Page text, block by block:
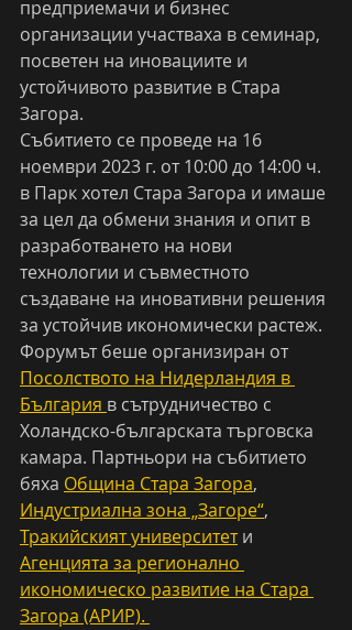
предприемачи и бизнес
организации участваха в семинар,
посветен на иновациите и
устойчивото развитие в Стара
Загора.
Събитието се проведе на 16
ноември 2023 г. от 10:00 до 14:00 ч.
в Парк хотел Стара Загора и имаше
за цел да обмени знания и опит в
разработването на нови
технологии и съвместното
създаване на иновативни решения
за устойчив икономически растеж.
Форумът беше организиран от
Посолството на Нидерландия в
България в сътрудничество с
Холандско-българската търговска
камара. Партньори на събитието
бяха Община Стара Загора,
Индустриална зона „Загоре“,
Тракийският университет и
Агенцията за регионално
икономическо развитие на Стара
Загора (АРИР).